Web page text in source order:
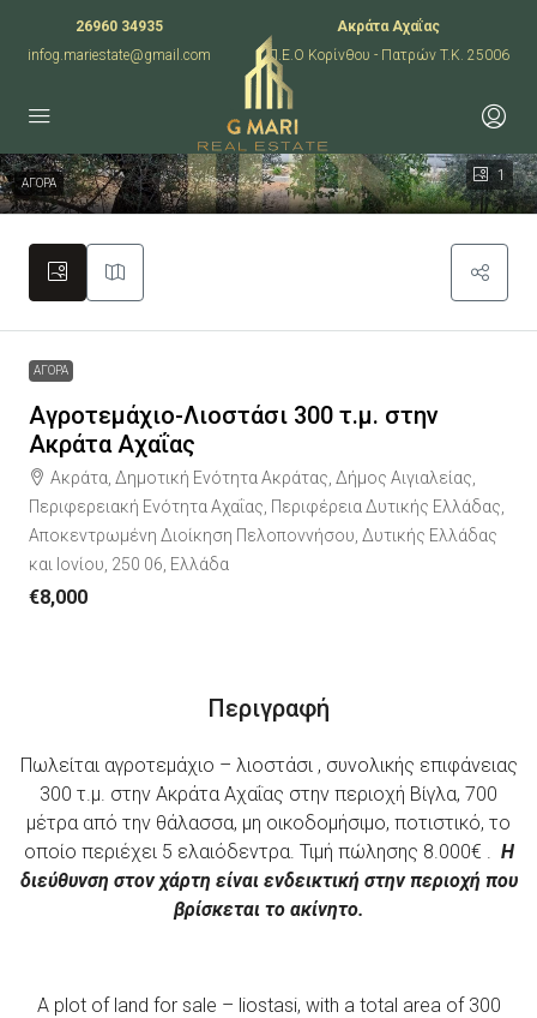
26960 34935
infog.mariestate@gmail.com
Ακράτα Αχαΐας
Π.Ε.Ο Κορίνθου - Πατρών T.K. 25006
1
ΑΓΟΡΑ
ΑΓΟΡΑ
Αγροτεμάχιο-Λιοστάσι 300 τ.μ. στην
Ακράτα Αχαΐας
Ακράτα, Δημοτική Ενότητα Ακράτας, Δήμος Αιγιαλείας,
Περιφερειακή Ενότητα Αχαΐας, Περιφέρεια Δυτικής Ελλάδας,
Αποκεντρωμένη Διοίκηση Πελοποννήσου, Δυτικής Ελλάδας
και Ιονίου, 250 06, Ελλάδα
€8,000
Περιγραφή
Πωλείται αγροτεμάχιο – λιοστάσι , συνολικής επιφάνειας
300 τ.μ. στην Ακράτα Αχαΐας στην περιοχή Βίγλα, 700
μέτρα από την θάλασσα, μη οικοδομήσιμο, ποτιστικό, το
οποίο περιέχει 5 ελαιόδεντρα. Τιμή πώλησης 8.000€ . Η
διεύθυνση στον χάρτη είναι ενδεικτική στην περιοχή που
βρίσκεται το ακίνητο.
A plot of land for sale – liostasi, with a total area of ​​300